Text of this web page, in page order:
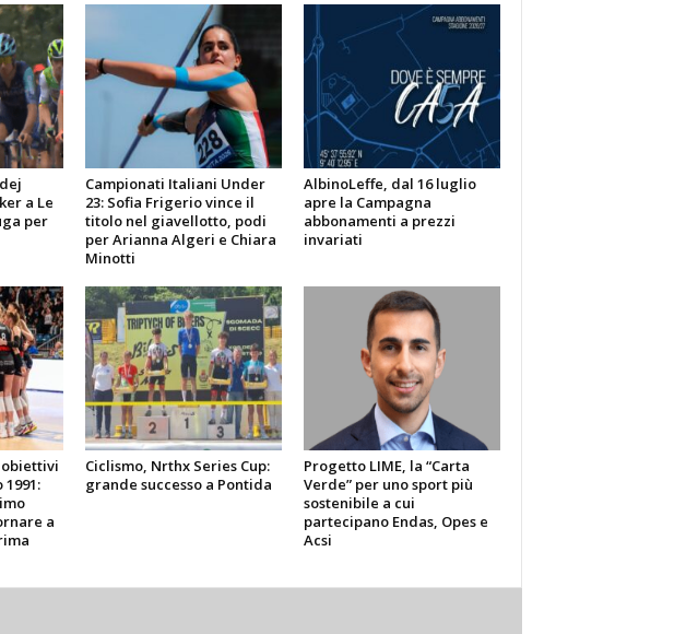
a Le
per
Campionati Italiani Under
23: Sofia Frigerio vince il
titolo nel giavellotto, podi
per Arianna Algeri e Chiara
Minotti
AlbinoLeffe, dal 16 luglio
apre la Campagna
abbonamenti a prezzi
invariati
obiettivi
a
Ciclismo, Nrthx Series Cup:
grande successo a Pontida
Progetto LIME, la “Carta
Verde” per uno sport più
sostenibile a cui
partecipano Endas, Opes e
Acsi